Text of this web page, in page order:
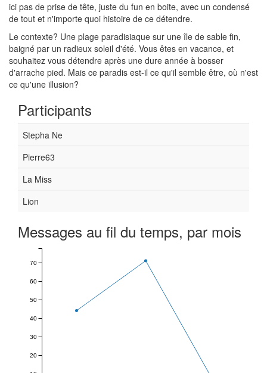
ici pas de prise de tête, juste du fun en boite, avec un condensé
de tout et n'importe quoi histoire de ce détendre.
Le contexte? Une plage paradisiaque sur une île de sable fin,
baigné par un radieux soleil d'été. Vous êtes en vacance, et
souhaitez vous détendre après une dure année à bosser
d'arrache pied. Mais ce paradis est-il ce qu'il semble être, où n'est
ce qu'une illusion?
Participants
Stepha Ne
Pierre63
La Miss
Lion
Messages au fil du temps, par mois
20
30
40
50
60
70